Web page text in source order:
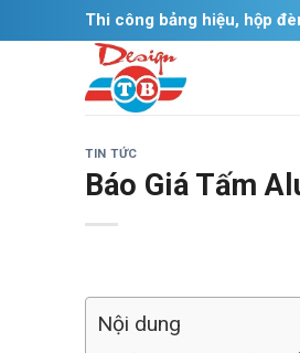
to
Thi công bảng hiệu, hộp
TIN TỨC
Báo Giá Tấm
Nội dung